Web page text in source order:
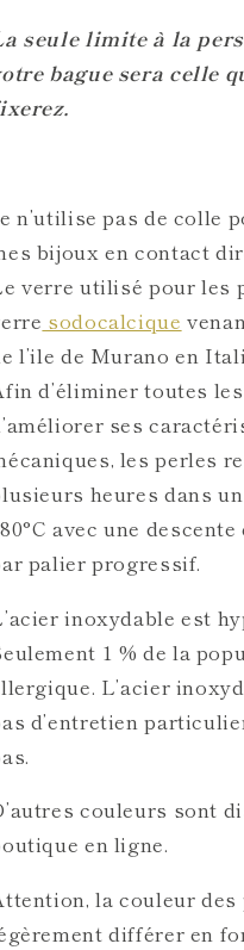
seule limite à la
bague sera celle
n’utilise pas de colle
bijoux en contact
verre utilisé pour les
sodocalcique
l’ile de Murano en
d’éliminer toutes
ses
les perles
heures dans
avec une
palier progressif.
inoxydable est
1 % de la
L’acier
d’entretien
couleurs sont
en ligne.
la couleur des
différer en